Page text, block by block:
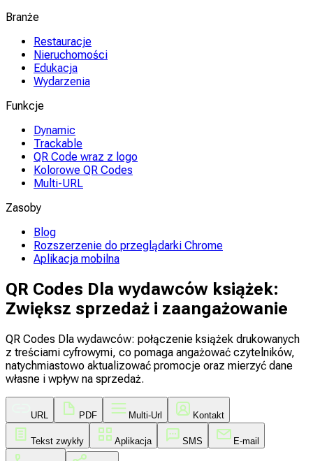
Branże
Restauracje
Nieruchomości
Edukacja
Wydarzenia
Funkcje
Dynamic
Trackable
QR Code wraz z logo
Kolorowe QR Codes
Multi-URL
Zasoby
Blog
Rozszerzenie do przeglądarki Chrome
Aplikacja mobilna
QR Codes Dla wydawców książek:
Zwiększ sprzedaż i zaangażowanie
QR Codes Dla wydawców: połączenie książek drukowanych
z treściami cyfrowymi, co pomaga angażować czytelników,
natychmiastowo aktualizować promocje oraz mierzyć dane
własne i wpływ na sprzedaż.
URL PDF Multi-Url Kontakt
Tekst zwykły Aplikacja SMS E-mail